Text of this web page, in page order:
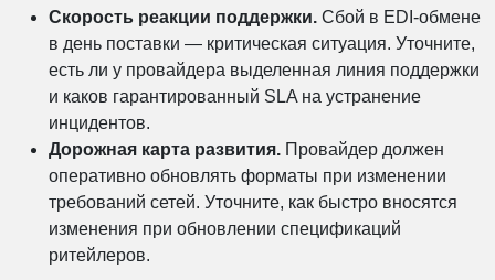
Скорость реакции поддержки. Сбой в EDI-обмене
в день поставки — критическая ситуация. Уточните,
есть ли у провайдера выделенная линия поддержки
и каков гарантированный SLA на устранение
инцидентов.
Дорожная карта развития. Провайдер должен
оперативно обновлять форматы при изменении
требований сетей. Уточните, как быстро вносятся
изменения при обновлении спецификаций
ритейлеров.